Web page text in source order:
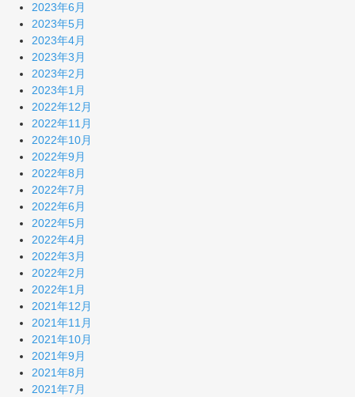
2023年6月
2023年5月
2023年4月
2023年3月
2023年2月
2023年1月
2022年12月
2022年11月
2022年10月
2022年9月
2022年8月
2022年7月
2022年6月
2022年5月
2022年4月
2022年3月
2022年2月
2022年1月
2021年12月
2021年11月
2021年10月
2021年9月
2021年8月
2021年7月